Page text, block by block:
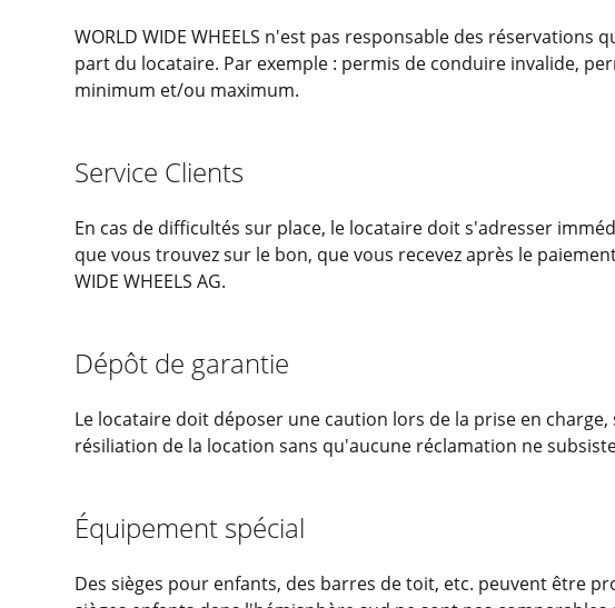
WORLD WIDE WHEELS n'est pas responsable des
part du locataire. Par exemple : permis de conduire invalide,
minimum et/ou maximum.
Service Clients
En cas de difficultés sur place, le locataire doit s'adresser
que vous trouvez sur le bon, que vous recevez après le
WIDE WHEELS AG.
Dépôt de garantie
Le locataire doit déposer une caution lors de la prise en
résiliation de la location sans qu'aucune réclamation ne
Équipement spécial
Des sièges pour enfants, des barres de toit, etc. peuvent être